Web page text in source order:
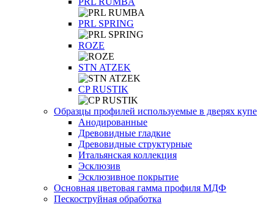
PRL SPRING
ROZE
STN ATZEK
СP RUSTIK
Образцы профилей используемые в дверях купе
Анодированные
Древовидные гладкие
Древовидные структурные
Итальянская коллекция
Эсклюзив
Эсклюзивное покрытие
Основная цветовая гамма профиля МДФ
Пескоструйная обработка